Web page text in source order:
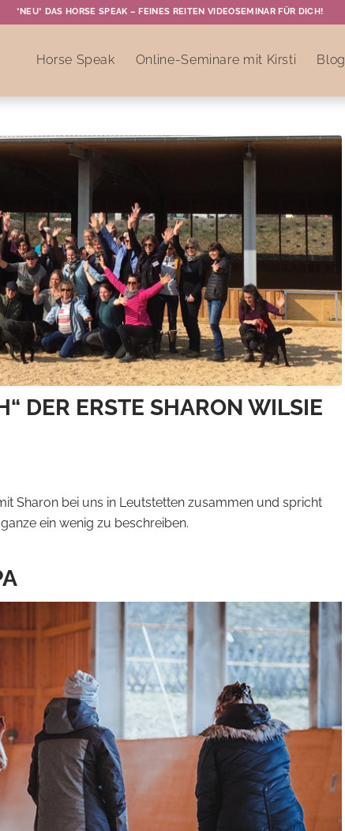
*NEU* DAS HORSE SPEAK – FEINES REITEN VIDEOSEMINAR FÜR DICH!
Horse Speak Online-Seminare mit Kirsti Blog
DER ERSTE SHARON WILSIE
Sharon bei uns in Leutstetten zusammen und spricht
ein wenig zu beschreiben.